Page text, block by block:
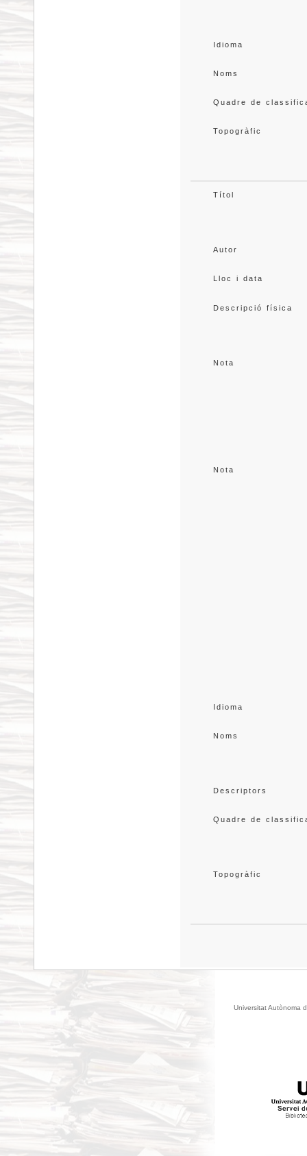
Idioma
Noms
Quadre de
Topogràfic
Títol
Autor
Lloc i data
Descripció física
Nota
Nota
Idioma
Noms
Descriptors
Quadre de
Topogràfic
Universitat Autònoma